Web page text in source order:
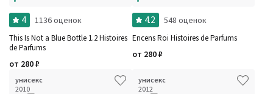
4 1136 оценок
This Is Not a Blue Bottle 1.2 Histoires
de Parfums
от 280₽
4.2 548 оценок
Encens Roi Histoires de Parfums
от 280₽
унисекс
2010
унисекс
2012